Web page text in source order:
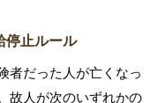
停止ルール
者だった人が亡くなっ
故人が次のいずれかの